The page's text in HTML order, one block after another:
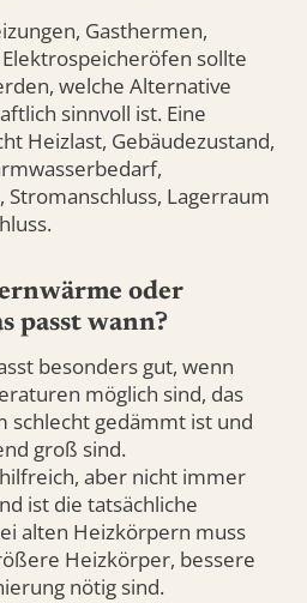
Gasthermen,
sollte
welche Alternative
sinnvoll ist. Eine
Heizlast, Gebäudezustand,
Stromanschluss, Lagerraum
oder
passt wann?
besonders gut, wenn
möglich sind, das
schlecht gedämmt ist und
groß sind.
aber nicht immer
ist die tatsächliche
alten Heizkörpern muss
Heizkörper, bessere
nötig sind.